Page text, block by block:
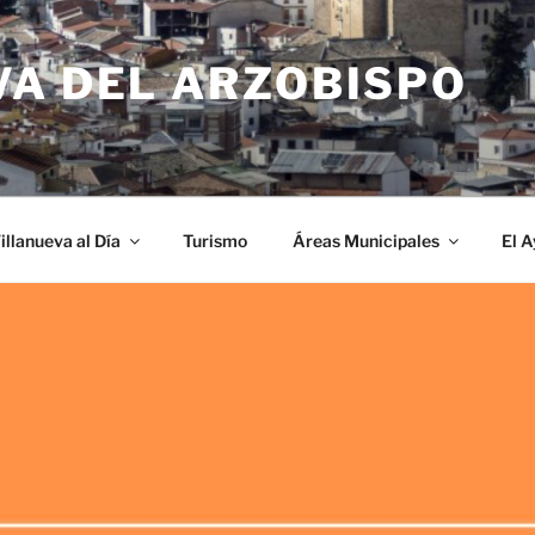
DEL ARZOBISPO
al Día Turismo Áreas Municipales El